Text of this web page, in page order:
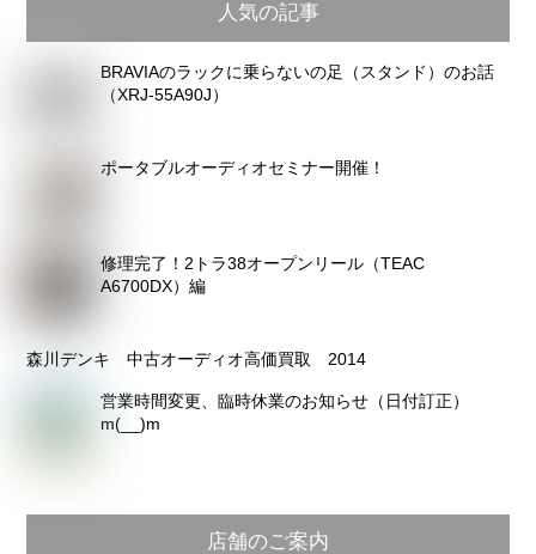
カ
人気の記事
BRAVIAのラックに乗らないの足（スタンド）のお話
（XRJ-55A90J）
ポータブルオーディオセミナー開催！
修理完了！2トラ38オープンリール（TEAC
A6700DX）編
森川デンキ 中古オーディオ高価買取 2014
営業時間変更、臨時休業のお知らせ（日付訂正）
m(__)m
店舗のご案内